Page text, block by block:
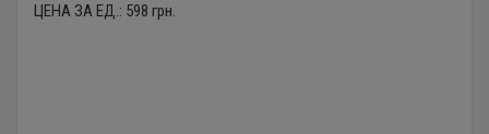
ЦЕНА ЗА ЕД.: 598 грн.